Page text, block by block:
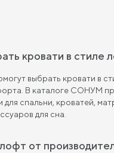
кровати в стиле
выбрать кровати в
В каталоге СОНУМ
спальни, кроватей,
для сна.
лофт от